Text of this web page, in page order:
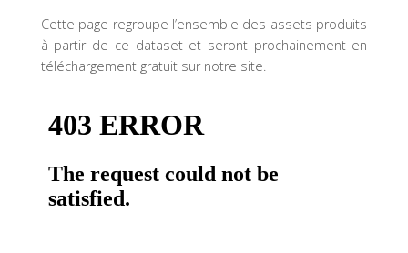
Cette page regroupe l’ensemble des assets produits
à partir de ce dataset et seront prochainement en
téléchargement gratuit sur notre site.